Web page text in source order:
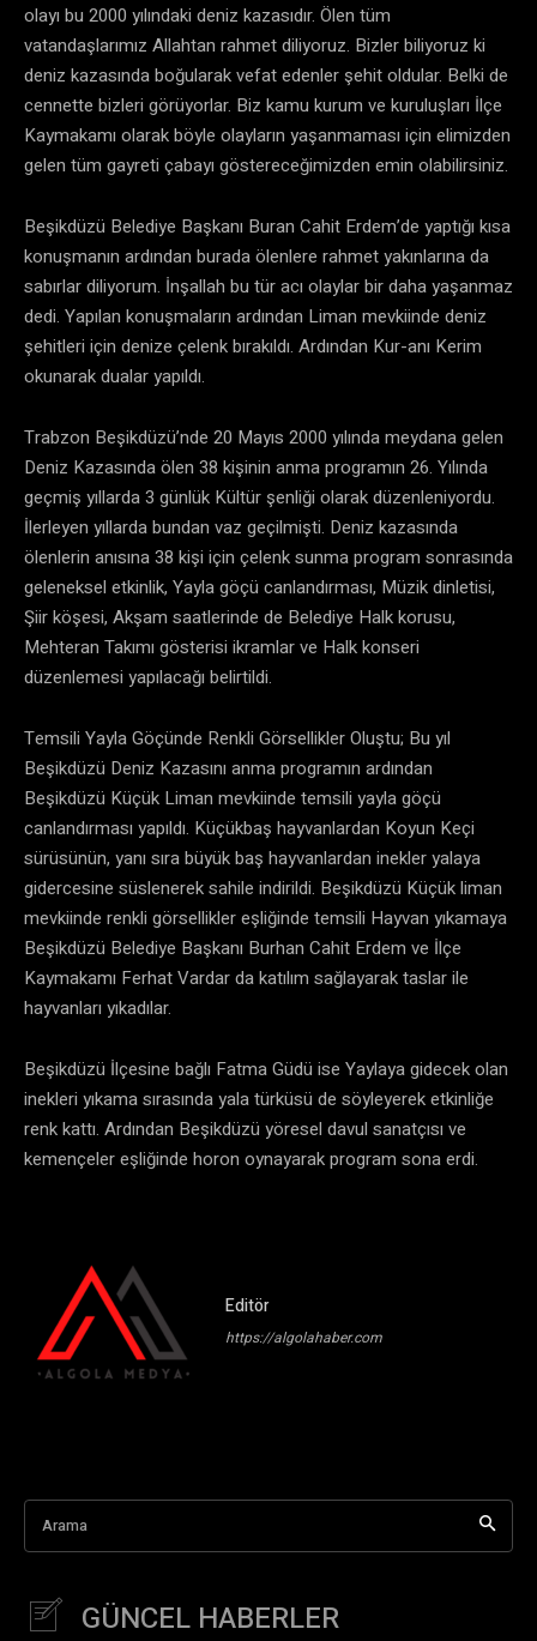
olayı bu 2000 yılındaki deniz kazasıdır. Ölen tüm
vatandaşlarımız Allahtan rahmet diliyoruz. Bizler biliyoruz ki
deniz kazasında boğularak vefat edenler şehit oldular. Belki de
cennette bizleri görüyorlar. Biz kamu kurum ve kuruluşları İlçe
Kaymakamı olarak böyle olayların yaşanmaması için elimizden
gelen tüm gayreti çabayı göstereceğimizden emin olabilirsiniz.
Beşikdüzü Belediye Başkanı Buran Cahit Erdem’de yaptığı kısa
konuşmanın ardından burada ölenlere rahmet yakınlarına da
sabırlar diliyorum. İnşallah bu tür acı olaylar bir daha yaşanmaz
dedi. Yapılan konuşmaların ardından Liman mevkiinde deniz
şehitleri için denize çelenk bırakıldı. Ardından Kur-anı Kerim
okunarak dualar yapıldı.
Trabzon Beşikdüzü’nde 20 Mayıs 2000 yılında meydana gelen
Deniz Kazasında ölen 38 kişinin anma programın 26. Yılında
geçmiş yıllarda 3 günlük Kültür şenliği olarak düzenleniyordu.
İlerleyen yıllarda bundan vaz geçilmişti. Deniz kazasında
ölenlerin anısına 38 kişi için çelenk sunma program sonrasında
geleneksel etkinlik, Yayla göçü canlandırması, Müzik dinletisi,
Şiir köşesi, Akşam saatlerinde de Belediye Halk korusu,
Mehteran Takımı gösterisi ikramlar ve Halk konseri
düzenlemesi yapılacağı belirtildi.
Temsili Yayla Göçünde Renkli Görsellikler Oluştu; Bu yıl
Beşikdüzü Deniz Kazasını anma programın ardından
Beşikdüzü Küçük Liman mevkiinde temsili yayla göçü
canlandırması yapıldı. Küçükbaş hayvanlardan Koyun Keçi
sürüsünün, yanı sıra büyük baş hayvanlardan inekler yalaya
gidercesine süslenerek sahile indirildi. Beşikdüzü Küçük liman
mevkiinde renkli görsellikler eşliğinde temsili Hayvan yıkamaya
Beşikdüzü Belediye Başkanı Burhan Cahit Erdem ve İlçe
Kaymakamı Ferhat Vardar da katılım sağlayarak taslar ile
hayvanları yıkadılar.
Beşikdüzü İlçesine bağlı Fatma Güdü ise Yaylaya gidecek olan
inekleri yıkama sırasında yala türküsü de söyleyerek etkinliğe
renk kattı. Ardından Beşikdüzü yöresel davul sanatçısı ve
kemençeler eşliğinde horon oynayarak program sona erdi.
Editör
https://algolahaber.com
Arama
GÜNCEL HABERLER